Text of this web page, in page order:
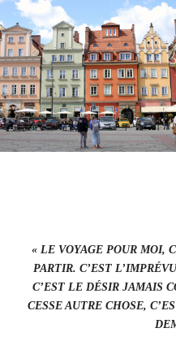
« LE VOYAGE POUR MOI,
PARTIR. C’EST
C’EST LE DÉSIR JAMAIS
CESSE AUTRE CHOSE,